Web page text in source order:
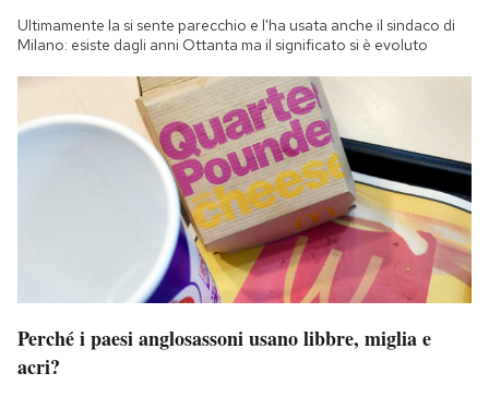
Ultimamente la si sente parecchio e l'ha usata anche il sindaco di
Milano: esiste dagli anni Ottanta ma il significato si è evoluto
Perché i paesi anglosassoni usano libbre, miglia e
acri?